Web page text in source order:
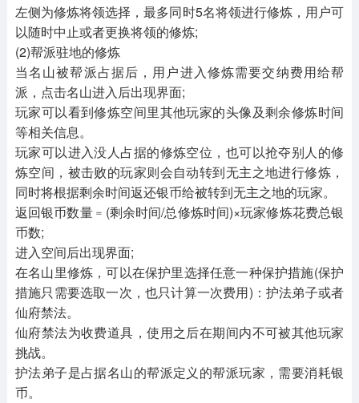
左侧为修炼将领选择，最多同时5名将领进行修炼，用户可
以随时中止或者更换将领的修炼;
(2)帮派驻地的修炼
当名山被帮派占据后，用户进入修炼需要交纳费用给帮
派，点击名山进入后出现界面;
玩家可以看到修炼空间里其他玩家的头像及剩余修炼时间
等相关信息。
玩家可以进入没人占据的修炼空位，也可以抢夺别人的修
炼空间，被击败的玩家则会自动转到无主之地进行修炼，
同时将根据剩余时间返还银币给被转到无主之地的玩家。
返回银币数量﹦(剩余时间/总修炼时间)×玩家修炼花费总银
币数;
进入空间后出现界面;
在名山里修炼，可以在保护里选择任意一种保护措施(保护
措施只需要选取一次，也只计算一次费用)：护法弟子或者
仙府禁法。
仙府禁法为收费道具，使用之后在期间内不可被其他玩家
挑战。
护法弟子是占据名山的帮派定义的帮派玩家，需要消耗银
币。